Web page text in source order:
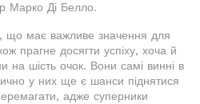
Марко Ді Белло.
що має важливе значення для
прагне досягти успіху, хоча й
на шість очок. Вони самі винні в
у них ще є шанси піднятися
адже суперники